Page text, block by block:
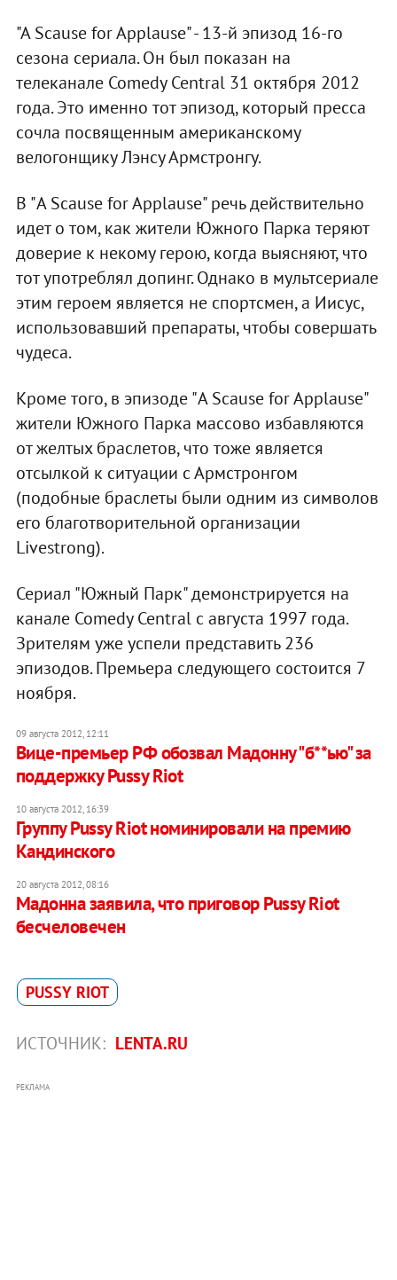
"A Scause for Applause" - 13-й эпизод 16-го
сезона сериала. Он был показан на
телеканале Comedy Central 31 октября 2012
года. Это именно тот эпизод, который пресса
сочла посвященным американскому
велогонщику Лэнсу Армстронгу.
В "A Scause for Applause" речь действительно
идет о том, как жители Южного Парка теряют
доверие к некому герою, когда выясняют, что
тот употреблял допинг. Однако в мультсериале
этим героем является не спортсмен, а Иисус,
использовавший препараты, чтобы совершать
чудеса.
Кроме того, в эпизоде "A Scause for Applause"
жители Южного Парка массово избавляются
от желтых браслетов, что тоже является
отсылкой к ситуации с Армстронгом
(подобные браслеты были одним из символов
его благотворительной организации
Livestrong).
Сериал "Южный Парк" демонстрируется на
канале Comedy Central с августа 1997 года.
Зрителям уже успели представить 236
эпизодов. Премьера следующего состоится 7
ноября.
09 августа 2012, 12:11
Вице-премьер РФ обозвал Мадонну "б**ью" за
поддержку Pussy Riot
10 августа 2012, 16:39
Группу Pussy Riot номинировали на премию
Кандинского
20 августа 2012, 08:16
Мадонна заявила, что приговор Pussy Riot
бесчеловечен
PUSSY RIOT
ИСТОЧНИК: LENTA.RU
РЕКЛАМА